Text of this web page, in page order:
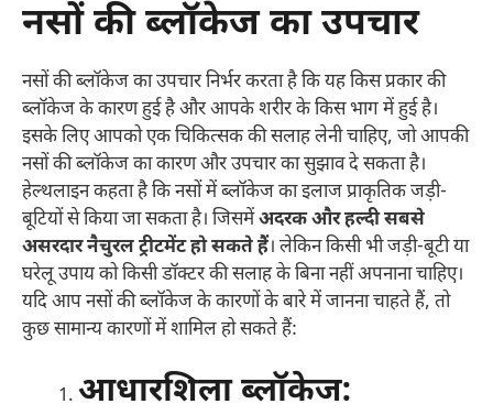
नसों की ब्लॉकेज का उपचार
नसों की ब्लॉकेज का उपचार निर्भर करता है कि यह किस प्रकार की
ब्लॉकेज के कारण हुई है और आपके शरीर के किस भाग में हुई है।
इसके लिए आपको एक चिकित्सक की सलाह लेनी चाहिए, जो आपकी
नसों की ब्लॉकेज का कारण और उपचार का सुझाव दे सकता है।
हेल्थलाइन कहता है कि नसों में ब्लॉकेज का इलाज प्राकृतिक जड़ी-
बूटियों से किया जा सकता है। जिसमेंअदरक और हल्दी सबसे
असरदार नैचुरल ट्रीटमेंट हो सकते हैं। लेकिन किसी भी जड़ी-बूटी या
घरेलू उपाय को किसी डॉक्टर की सलाह के बिना नहीं अपनाना चाहिए।
यदि आप नसों की ब्लॉकेज के कारणों के बारे में जानना चाहते हैं, तो
कुछ सामान्य कारणों में शामिल हो सकते हैं:
आधारशिला ब्लॉकेज: